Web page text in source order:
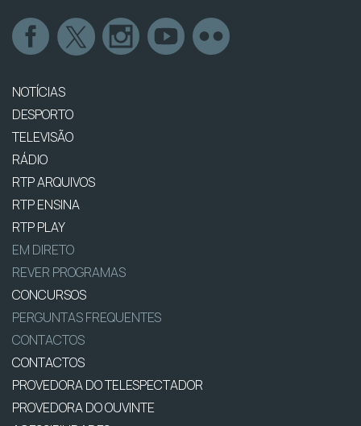
NOTÍCIAS
DESPORTO
TELEVISÃO
RÁDIO
RTP ARQUIVOS
RTP ENSINA
RTP PLAY
EM DIRETO
REVER PROGRAMAS
CONCURSOS
PERGUNTAS FREQUENTES
CONTACTOS
CONTACTOS
PROVEDORA DO TELESPECTADOR
PROVEDORA DO OUVINTE